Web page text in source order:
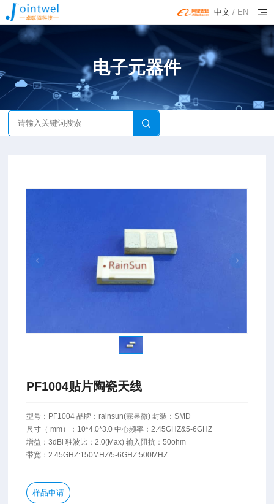
中文 / EN
电子元器件
PF1004贴片陶瓷天线
型号：PF1004 品牌：rainsun(霖昱微) 封装：SMD
尺寸（ mm）：10*4.0*3.0 中心频率：2.45GHZ&5-6GHZ
增益：3dBi 驻波比：2.0(Max) 输入阻抗：50ohm
带宽：2.45GHZ:150MHZ/5-6GHZ:500MHZ
样品申请